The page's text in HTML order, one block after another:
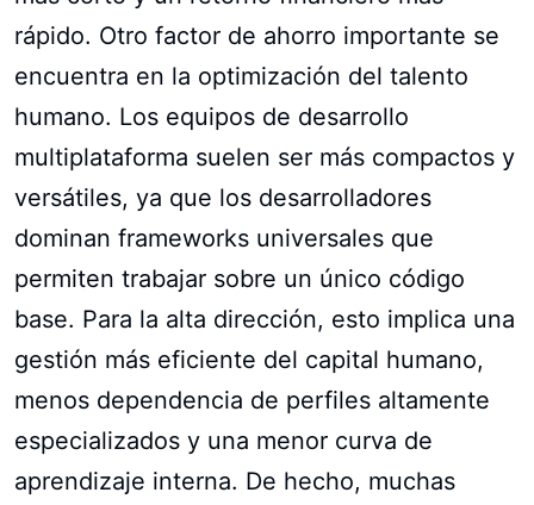
rápido. Otro factor de ahorro importante se
encuentra en la optimización del talento
humano. Los equipos de desarrollo
multiplataforma suelen ser más compactos y
versátiles, ya que los desarrolladores
dominan frameworks universales que
permiten trabajar sobre un único código
base. Para la alta dirección, esto implica una
gestión más eficiente del capital humano,
menos dependencia de perfiles altamente
especializados y una menor curva de
aprendizaje interna. De hecho, muchas